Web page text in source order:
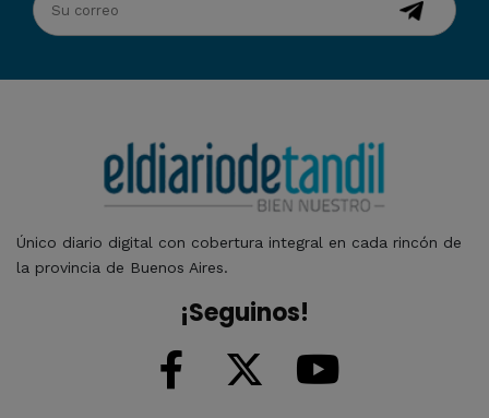
Único diario digital con cobertura integral en cada rincón de
la provincia de Buenos Aires.
¡Seguinos!